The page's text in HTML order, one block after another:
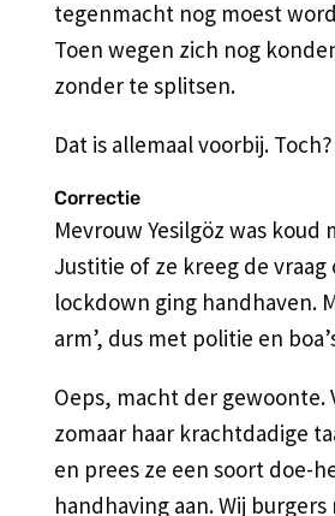
tegenmacht nog moest
Toen wegen zich nog
zonder te splitsen.
Dat is allemaal voorbij. Toch?
Correctie
Mevrouw Yesilgöz was koud
Justitie of ze kreeg de vraag
lockdown ging handhaven.
arm’, dus met politie en
Oeps, macht der gewoonte.
zomaar haar krachtdadige
en prees ze een soort doe-
handhaving aan. Wij